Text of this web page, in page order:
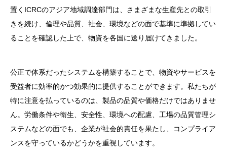
置くICRCのアジア地域調達部門は、さまざまな生産先との取引
きを続け、倫理や品質、社会、環境などの面で基準に準拠してい
ることを確認した上で、物資を各国に送り届けてきました。
公正で体系だったシステムを構築することで、物資やサービスを
受益者に効率的かつ効果的に提供することができます。私たちが
特に注意を払っているのは、製品の品質や価格だけではありませ
ん。労働条件や衛生、安全性、環境への配慮、工場の品質管理シ
ステムなどの面でも、企業が社会的責任を果たし、コンプライア
ンスを守っているかどうかを重視しています。